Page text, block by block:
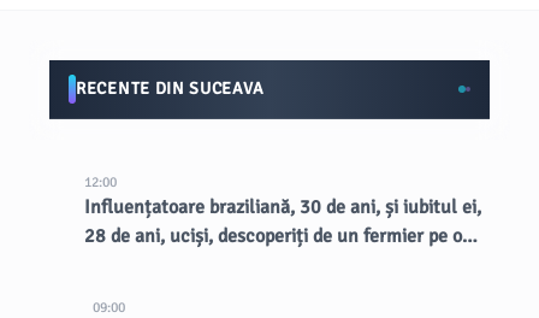
RECENTE DIN SUCEAVA
12:00
Influențatoare braziliană, 30 de ani, și iubitul ei,
28 de ani, uciși, descoperiți de un fermier pe o
09:00